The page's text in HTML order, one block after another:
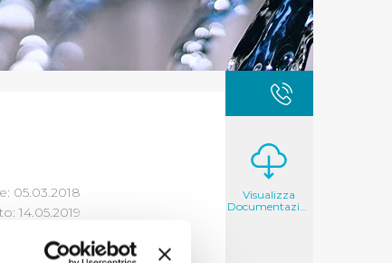
05.03.2018
14.05.2019
Visualizza
Documentazione